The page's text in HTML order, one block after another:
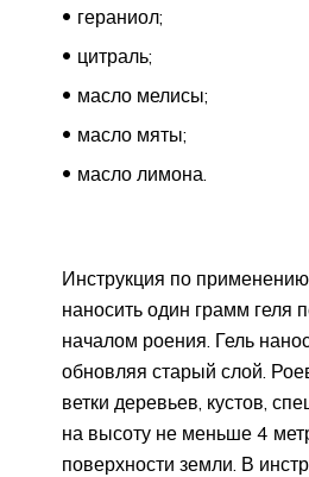
гераниол;
цитраль;
масло мелисы;
масло мяты;
масло лимона.
Инструкция по
наносить один грамм геля
началом роения. Гель
обновляя старый слой.
ветки деревьев, кустов,
на высоту не меньше 4
поверхности земли. В